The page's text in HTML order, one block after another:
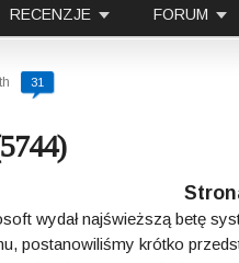
RECENZJE FORUM
31
wydał najświeższą betę
postanowiliśmy krótko